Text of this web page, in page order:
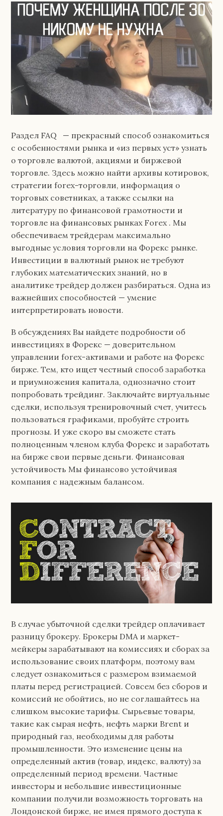
Раздел FAQ — прекрасный способ ознакомиться
с особенностями рынка и «из первых уст» узнать
о торговле валютой, акциями и биржевой
торговле. Здесь можно найти архивы котировок,
стратегии forex-торговли, информация о
торговых советниках, а также ссылки на
литературу по финансовой грамотности и
торговле на финансовых рынках Forex . Мы
обеспечиваем трейдерам максимально
выгодные условия торговли на Форекс рынке.
Инвестиции в валютный рынок не требуют
глубоких математических знаний, но в
аналитике трейдер должен разбираться. Одна из
важнейших способностей — умение
интерпретировать новости.
В обсуждениях Вы найдете подробности об
инвестициях в Форекс — доверительном
управлении forex-активами и работе на Форекс
бирже. Тем, кто ищет честный способ заработка
и приумножения капитала, однозначно стоит
попробовать трейдинг. Заключайте виртуальные
сделки, используя тренировочный счет, учитесь
пользоваться графиками, пробуйте строить
прогнозы. И уже скоро вы сможете стать
полноценным членом клуба Форекс и заработать
на бирже свои первые деньги. Финансовая
устойчивость Мы финансово устойчивая
компания с надежным балансом.
В случае убыточной сделки трейдер оплачивает
разницу брокеру. Брокеры DMA и маркет-
мейкеры зарабатывают на комиссиях и сборах за
использование своих платформ, поэтому вам
следует ознакомиться с размером взимаемой
платы перед регистрацией. Совсем без сборов и
комиссий не обойтись, но не соглашайтесь на
слишком высокие тарифы. Сырьевые товары,
такие как сырая нефть, нефть марки Brent и
природный газ, необходимы для работы
промышленности. Это изменение цены на
определенный актив (товар, индекс, валюту) за
определенный период времени. Частные
инвесторы и небольшие инвестиционные
компании получили возможность торговать на
Лондонской бирже, не имея прямого доступа к